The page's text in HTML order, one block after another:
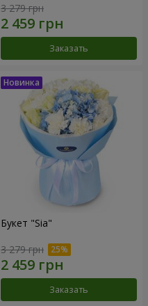
3 279 грн
Заказать
Букет "Sia"
3 279 грн
Заказать